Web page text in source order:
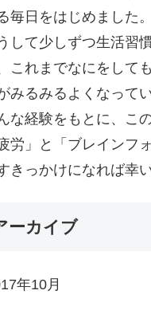
毎日をはじめました。
して少しずつ生活習
これまでなにをして
みるみるよくなって
な経験をもとに、こ
労」と「ブレインフ
きっかけになれば幸い
ーカイブ
年10月